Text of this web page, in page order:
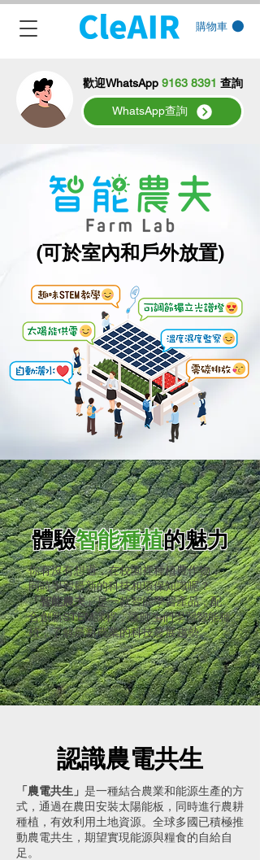
購物車
歡迎WhatsApp 9163 8391 查詢
WhatsApp查詢
(可於室內和戶外放置)
體驗智能種植的魅力
你有沒有想過，在校園裡種植農作物，
同時學習最新的科技和環保知識呢？
「智能農夫」是一款智能學習產品，配
合創新STEM課程，讓師生們學習智能種
植，了解最新農業的科技發展趨勢。
認識農電共生
「農電共生」 是一種結合農業和能源生產的方
式，通過在農田安裝太陽能板，同時進行農耕
種植，有效利用土地資源。全球多國已積極推
動農電共生，期望實現能源與糧食的自給自
足。